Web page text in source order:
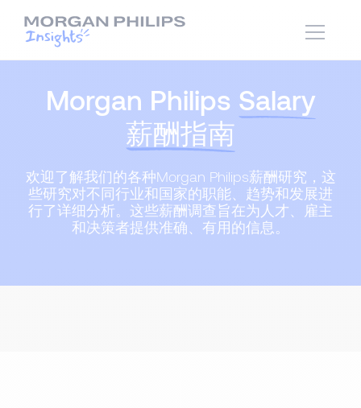
Morgan Philips Salary
薪酬指南
欢迎了解我们的各种Morgan Philips薪酬研究，这
些研究对不同行业和国家的职能、趋势和发展进
行了详细分析。这些薪酬调查旨在为人才、雇主
和决策者提供准确、有用的信息。